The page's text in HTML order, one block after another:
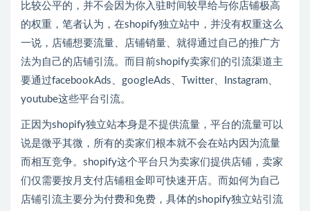
比较公平的，并不会因为你入驻时间较早给与你店铺极高
的权重，笔者认为，在shopify独立站中，并没有权重这么
一说，店铺想要流量、店铺销量、就得通过自己的推广方
法为自己的店铺引流。而目前shopify卖家们的引流渠道主
要通过facebookAds、googleAds、Twitter、Instagram、
youtube这些平台引流。
正因为shopify独立站本身是不提供流量，平台的流量可以
说是微乎其微，所有的卖家们根本就不会在站内因为流量
而相互竞争。shopify这个平台只为卖家们提供店铺，卖家
们仅需要按月支付店铺租金即可快速开店。而如何为自己
店铺引流主要分为付费和免费，具体的shopify独立站引流